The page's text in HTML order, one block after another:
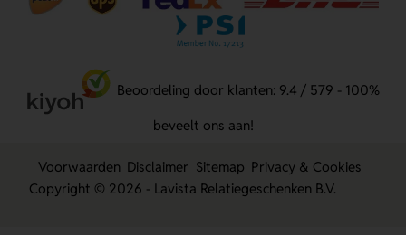
Beoordeling door klanten: 9.4 / 579 - 100%
beveelt ons aan!
Voorwaarden Disclaimer Sitemap Privacy & Cookies
Copyright © 2026 - Lavista Relatiegeschenken B.V.